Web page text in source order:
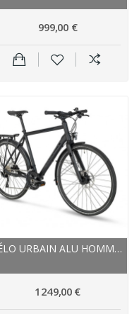
999,00 €
VÉLO URBAIN ALU HOMME 28P - STEVENS 2022 6X...
1 249,00 €